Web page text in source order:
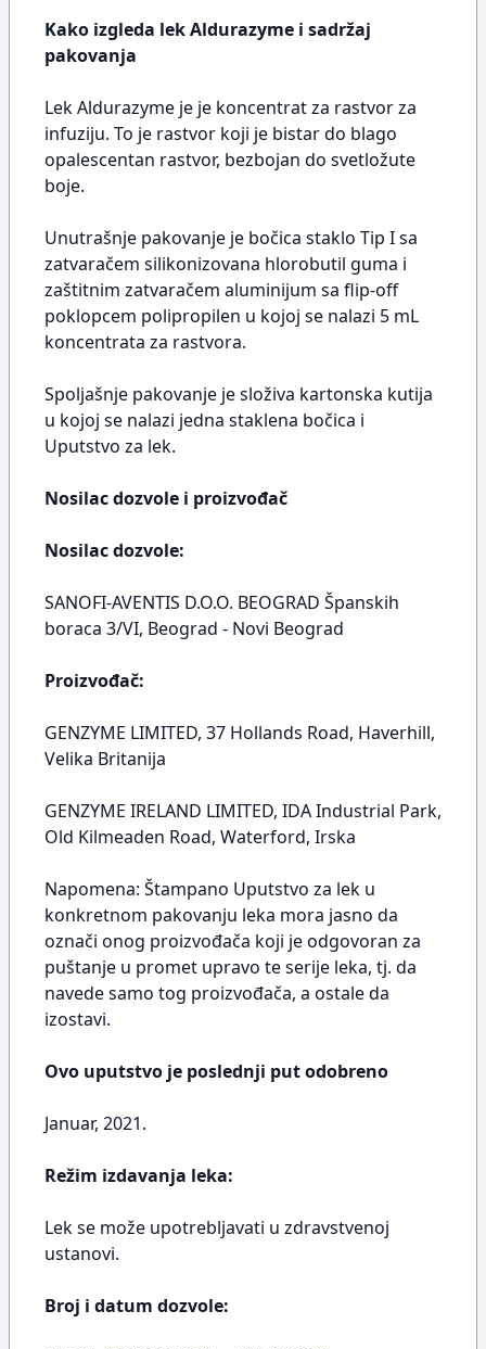
Kako izgleda lek Aldurazyme i sadržaj
pakovanja
Lek Aldurazyme je je koncentrat za rastvor za
infuziju. To je rastvor koji je bistar do blago
opalescentan rastvor, bezbojan do svetložute
boje.
Unutrašnje pakovanje je bočica staklo Tip I sa
zatvaračem silikonizovana hlorobutil guma i
zaštitnim zatvaračem aluminijum sa flip-off
poklopcem polipropilen u kojoj se nalazi 5 mL
koncentrata za rastvora.
Spoljašnje pakovanje je složiva kartonska kutija
u kojoj se nalazi jedna staklena bočica i
Uputstvo za lek.
Nosilac dozvole i proizvođač
Nosilac dozvole:
SANOFI-AVENTIS D.O.O. BEOGRAD Španskih
boraca 3/VI, Beograd - Novi Beograd
Proizvođač:
GENZYME LIMITED, 37 Hollands Road, Haverhill,
Velika Britanija
GENZYME IRELAND LIMITED, IDA Industrial Park,
Old Kilmeaden Road, Waterford, Irska
Napomena: Štampano Uputstvo za lek u
konkretnom pakovanju leka mora jasno da
označi onog proizvođača koji je odgovoran za
puštanje u promet upravo te serije leka, tj. da
navede samo tog proizvođača, a ostale da
izostavi.
Ovo uputstvo je poslednji put odobreno
Januar, 2021.
Režim izdavanja leka:
Lek se može upotrebljavati u zdravstvenoj
ustanovi.
Broj i datum dozvole: